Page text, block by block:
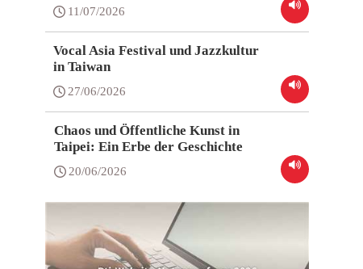
11/07/2026
Vocal Asia Festival und Jazzkultur
in Taiwan
27/06/2026
Chaos und Öffentliche Kunst in
Taipei: Ein Erbe der Geschichte
20/06/2026